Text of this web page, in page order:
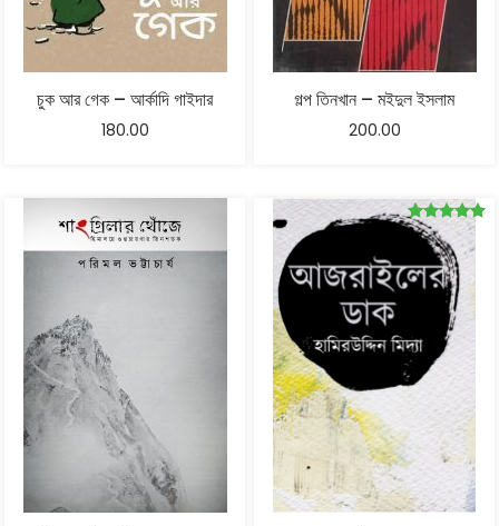
চুক আর গেক – আর্কাদি গাইদার
180.00
গল্প তিনখান – মইদুল ইসলাম
200.00
Rated5.00
out of 5